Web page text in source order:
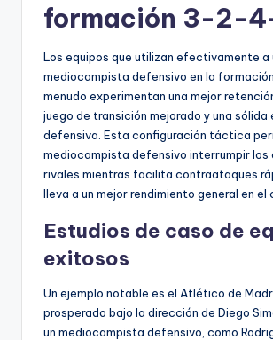
formación 3-2-
Los equipos que utilizan efectivamente a
mediocampista defensivo en la
menudo experimentan una mejor
juego de transición mejorado y una
defensiva. Esta configuración táctica
mediocampista defensivo interrumpir los
rivales mientras facilita contraataques
lleva a un mejor rendimiento general en el
Estudios de caso de
exitosos
Un ejemplo notable es el Atlético de
prosperado bajo la dirección de Diego
un mediocampista defensivo, como